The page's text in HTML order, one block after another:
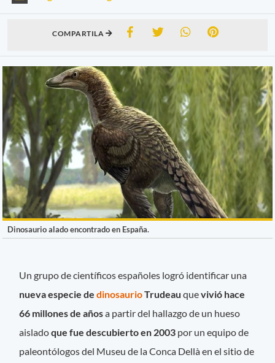
COMPARTILA
Dinosaurio alado encontrado en España.
Un grupo de científicos españoles logró identificar una
nueva especie dedinosaurioTrudeau quevivió hace
66 millones de añosa partir del hallazgo de un hueso
aisladoque fue descubierto en 2003 por un equipo de
paleontólogos del Museu de la Conca Dellà en el sitio de